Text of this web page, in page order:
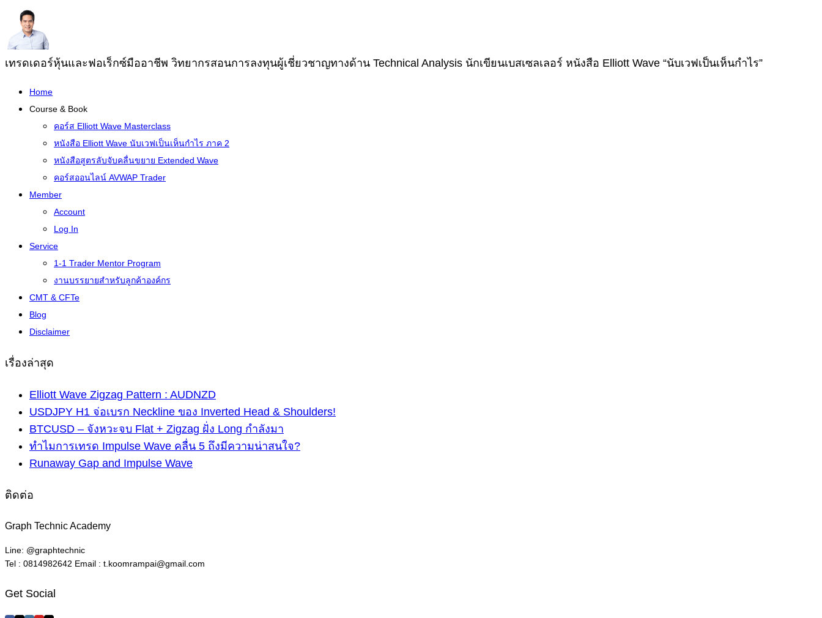
เทรดเดอร์หุ้นและฟอเร็กซ์มืออาชีพ วิทยากรสอนการลงทุนผู้เชี่ยวชาญทางด้าน Technical Analysis นักเขียนเบสเซลเลอร์ หนังสือ Elliott Wave “นับเวฟเป็นเห็นกำไร”
Home
Course & Book
คอร์ส Elliott Wave Masterclass
หนังสือ Elliott Wave นับเวฟเป็นเห็นกำไร ภาค 2
หนังสือสูตรลับจับคลื่นขยาย Extended Wave
คอร์สออนไลน์ AVWAP Trader
Member
Account
Log In
Service
1-1 Trader Mentor Program
งานบรรยายสำหรับลูกค้าองค์กร
CMT & CFTe
Blog
Disclaimer
เรื่องล่าสุด
Elliott Wave Zigzag Pattern : AUDNZD
USDJPY H1 จ่อเบรก Neckline ของ Inverted Head & Shoulders!
BTCUSD – จังหวะจบ Flat + Zigzag ฝั่ง Long กำลังมา
ทำไมการเทรด Impulse Wave คลื่น 5 ถึงมีความน่าสนใจ?
Runaway Gap and Impulse Wave
ติดต่อ
Graph Technic Academy
Line: @graphtechnic
Tel : 0814982642 Email : t.koomrampai@gmail.com
Get Social